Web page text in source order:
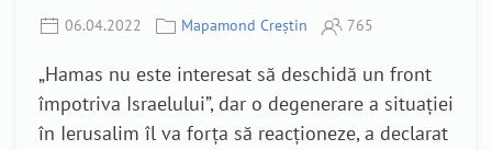
06.04.2022 Mapamond Creștin 765
„Hamas nu este interesat să deschidă un front
împotriva Israelului”, dar o degenerare a situației
în Ierusalim îl va forța să reacționeze, a declarat